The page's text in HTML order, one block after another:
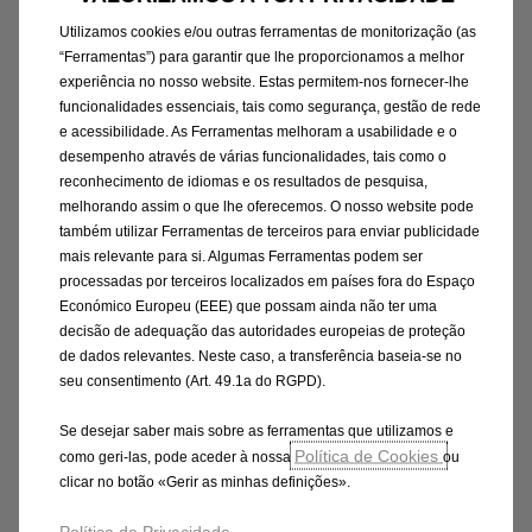
Por conseguinte, o condutor não precisa de
acionar o acelerador ou os travões durante o
trânsito lento, mantendo-se sempre alerta e
pronto para assumir o controlo quando
necessário.
O Alerta de Sonolência do novo Opel Movano
ajuda o condutor a manter-se sempre atento.
pausa após longos períodos ao volante. A lista
abrangente de Sistemas Avançados de
Utilizamos cookies e/ou outras ferramentas de monitorização (as
“Ferramentas”) para garantir que lhe proporcionamos a melhor
experiência no nosso website. Estas permitem-nos fornecer-lhe
funcionalidades essenciais, tais como segurança, gestão de rede
e acessibilidade. As Ferramentas melhoram a usabilidade e o
desempenho através de várias funcionalidades, tais como o
reconhecimento de idiomas e os resultados de pesquisa,
melhorando assim o que lhe oferecemos. O nosso website pode
também utilizar Ferramentas de terceiros para enviar publicidade
mais relevante para si. Algumas Ferramentas podem ser
processadas por terceiros localizados em países fora do Espaço
Económico Europeu (EEE) que possam ainda não ter uma
decisão de adequação das autoridades europeias de proteção
de dados relevantes. Neste caso, a transferência baseia-se no
seu consentimento (Art. 49.1a do RGPD).
Se desejar saber mais sobre as ferramentas que utilizamos e
como geri-las, pode aceder à nossa Política de Cookies ou
clicar no botão «Gerir as minhas definições».